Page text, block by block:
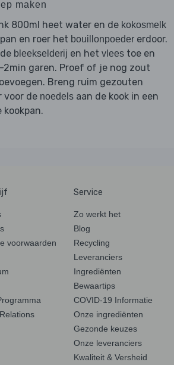
maken
800ml heet water en de kokosmelk
en roer het bouillonpoeder erdoor.
bleekselderij en het vlees toe en
2min garen. Proef of je nog zout
Breng ruim gezouten
voor de noedels aan de kook in een
kookpan.
voorwaarden
Service
Zo werkt het
Blog
Recycling
Leveranciers
Ingrediënten
Bewaartips
COVID-19 Informatie
Onze ingrediënten
Gezonde keuzes
Onze leveranciers
Kwaliteit & Versheid